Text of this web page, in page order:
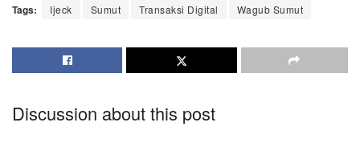
Tags: Ijeck Sumut Transaksi Digital Wagub Sumut
Discussion about this post